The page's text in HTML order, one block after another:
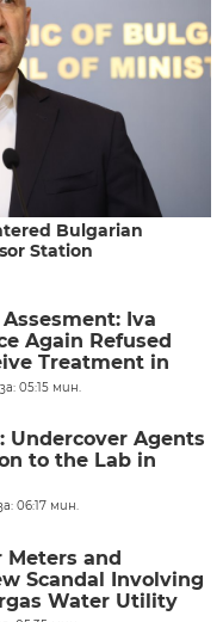
Bulgarian
Station
Iva
Again Refused
Treatment in
05:15 мин.
Undercover Agents
to the Lab in
06:17 мин.
and
Scandal Involving
Water Utility